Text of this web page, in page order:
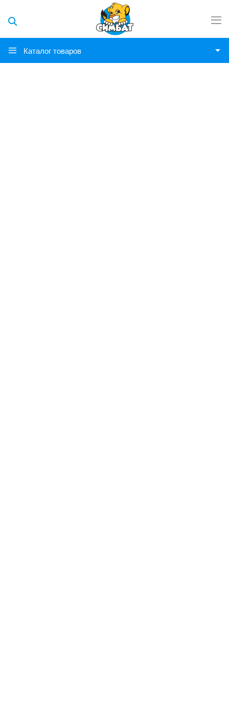
Каталог товаров